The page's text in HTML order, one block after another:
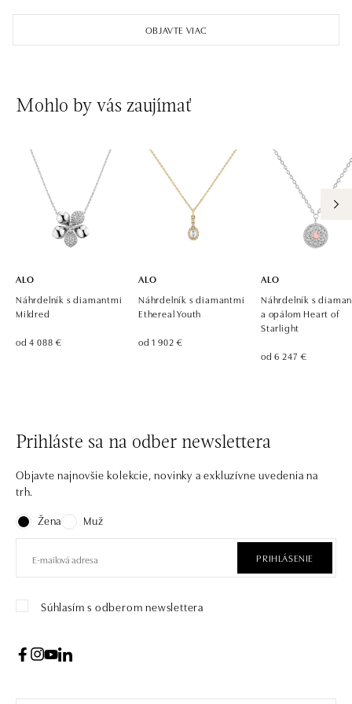
Pařížská 1076/7, 110 00 Praha 1
ALO diamonds Westfield Černý most, Praha 9
Chlumecká 765/6, 198 19 Praha 9
dnes otvorené do 21:00
ALO diamonds, Westfield, Praha 4 - Chodov
Roztylská 2321/19, 148 00 Praha 4 - Chodov
tel.: +420 773 585 559, +420 730 802 800
dnes otvorené do 21:00
OBJAVTE VIAC
Mohlo by vás zaujímať
ALO
Náhrdelník s diamantmi
Mildred
od 4 088 €
ALO
Náhrdelník s diamantmi
Ethereal Youth
od 1 902 €
ALO
Náhrdelník s
a opálom Heart of
Starlight
od 6 247 €
Prihláste sa na odber newslettera
Objavte najnovšie kolekcie, novinky a exkluzívne uvedenia na
trh.
Žena
Muž
PRIHLÁSENIE
Súhlasím s odberom newslettera